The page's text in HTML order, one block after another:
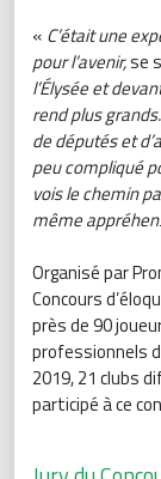
« C’était une
pour l’avenir,se
l’Élysée et
rend plus
de députés et
peu compliqué
vois le chemin
même
Organisé par
Concours
près de 90
professionnels
2019, 21 clubs
participé à ce